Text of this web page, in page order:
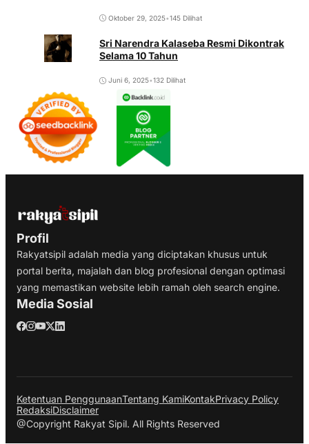
Oktober 29, 2025•145 Dilihat
Sri Narendra Kalaseba Resmi Dikontrak
Selama 10 Tahun
Juni 6, 2025•132 Dilihat
Profil
Rakyatsipil adalah media yang diciptakan khusus untuk
portal berita, majalah dan blog profesional dengan optimasi
yang memastikan website lebih ramah oleh search engine.
Media Sosial
Ketentuan PenggunaanTentang KamiKontakPrivacy Policy
RedaksiDisclaimer
@Copyright Rakyat Sipil. All Rights Reserved